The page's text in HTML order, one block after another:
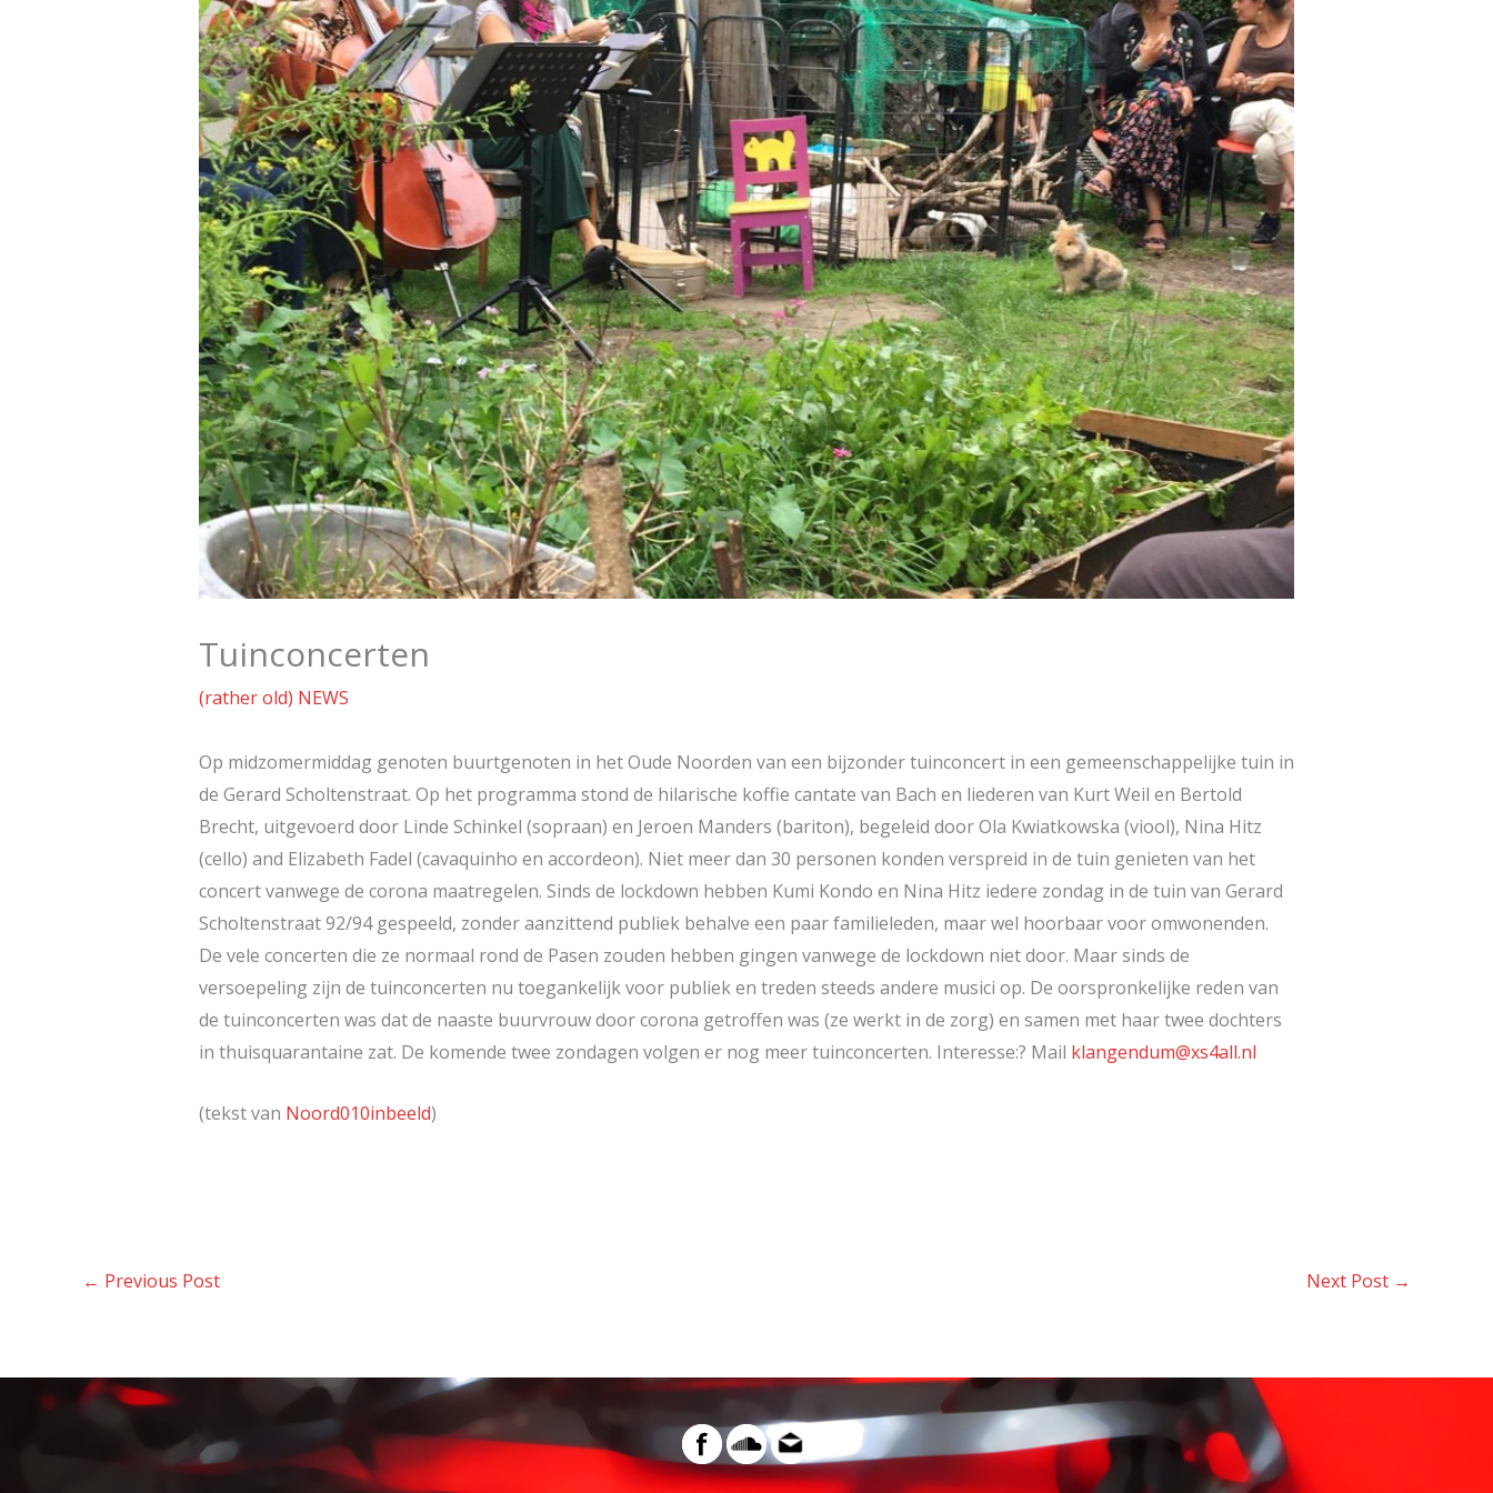
Tuinconcerten
(rather old) NEWS
Op midzomermiddag genoten buurtgenoten in het Oude Noorden van een bijzonder tuinconcert in een gemeenschappelijke tuin in
de Gerard Scholtenstraat. Op het programma stond de hilarische koffie cantate van Bach en liederen van Kurt Weil en Bertold
Brecht, uitgevoerd door Linde Schinkel (sopraan) en Jeroen Manders (bariton), begeleid door Ola Kwiatkowska (viool), Nina Hitz
(cello) and Elizabeth Fadel (cavaquinho en accordeon). Niet meer dan 30 personen konden verspreid in de tuin genieten van het
concert vanwege de corona maatregelen. Sinds de lockdown hebben Kumi Kondo en Nina Hitz iedere zondag in de tuin van Gerard
Scholtenstraat 92/94 gespeeld, zonder aanzittend publiek behalve een paar familieleden, maar wel hoorbaar voor omwonenden.
De vele concerten die ze normaal rond de Pasen zouden hebben gingen vanwege de lockdown niet door. Maar sinds de
versoepeling zijn de tuinconcerten nu toegankelijk voor publiek en treden steeds andere musici op. De oorspronkelijke reden van
de tuinconcerten was dat de naaste buurvrouw door corona getroffen was (ze werkt in de zorg) en samen met haar twee dochters
in thuisquarantaine zat. De komende twee zondagen volgen er nog meer tuinconcerten. Interesse:? Mail klangendum@xs4all.nl
(tekst van Noord010inbeeld)
← Previous Post Next Post →